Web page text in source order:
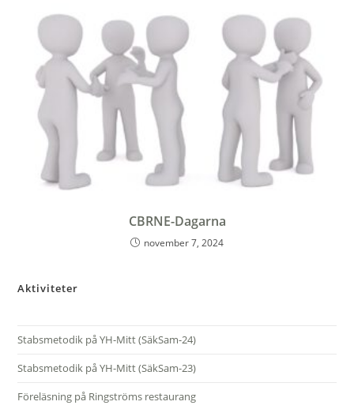
CBRNE-Dagarna
november 7, 2024
Aktiviteter
Stabsmetodik på YH-Mitt (SäkSam-24)
Stabsmetodik på YH-Mitt (SäkSam-23)
Föreläsning på Ringströms restaurang